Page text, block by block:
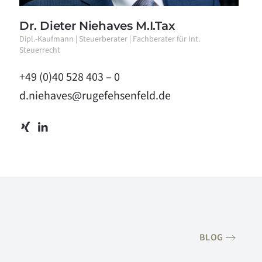
Dr. Dieter Niehaves M.I.Tax
Dipl.-Kaufmann | Steuerberater | Fachberater für Int.
Steuerrecht
+49 (0)40 528 403 – 0
d.niehaves@rugefehsenfeld.de
BLOG